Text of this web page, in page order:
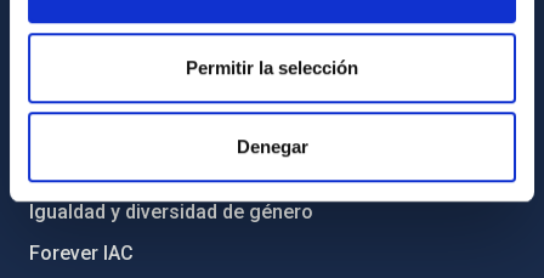
Permitir la selección
Denegar
INFORMACIÓN INSTITUCIONAL
Igualdad y diversidad de género
Forever IAC